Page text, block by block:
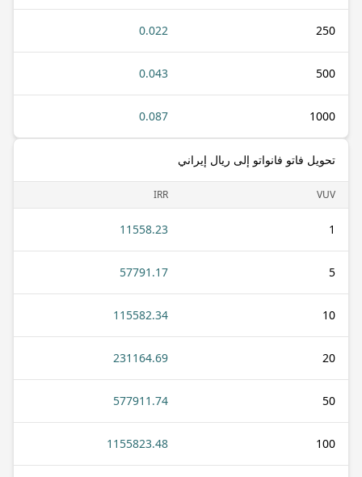
250
0.022
500
0.043
1000
0.087
تحويل فاتو فانواتو إلى ريال إيراني
VUV
IRR
1
11558.23
5
57791.17
10
115582.34
20
231164.69
50
577911.74
100
1155823.48